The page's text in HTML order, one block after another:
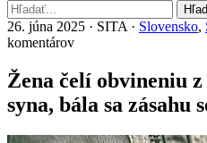
26. júna 2025 · SITA · Slovensko,
komentárov
Žena čelí obvineniu
syna, bála sa zásahu